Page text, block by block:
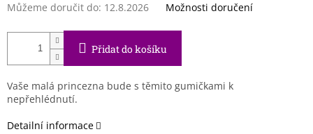
Můžeme doručit do: 12.8.2026 Možnosti doručení
Přidat do košíku
Vaše malá princezna bude s těmito gumičkami k
nepřehlédnutí.
Detailní informace